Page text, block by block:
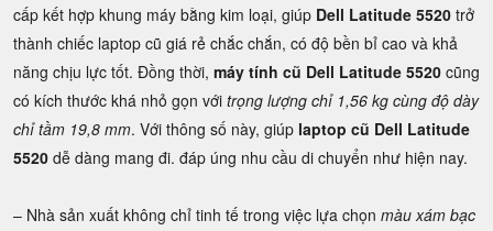
cấp kết hợp khung máy bằng kim loại, giúp Dell Latitude 5520 trở
thành chiếc laptop cũ giá rẻ chắc chắn, có độ bền bỉ cao và khả
năng chịu lực tốt. Đồng thời, máy tính cũ Dell Latitude 5520 cũng
có kích thước khá nhỏ gọn với trọng lượng chỉ 1,56 kg cùng độ dày
chỉ tầm 19,8 mm. Với thông số này, giúp laptop cũ Dell Latitude
5520 dễ dàng mang đi. đáp úng nhu cầu di chuyển như hiện nay.
– Nhà sản xuất không chỉ tinh tế trong việc lựa chọn màu xám bạc